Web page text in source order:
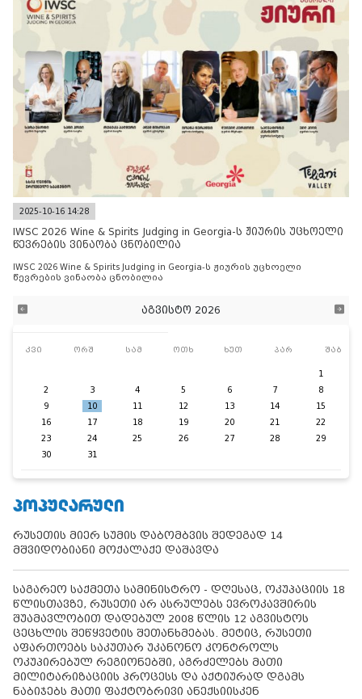
2025-10-16 14:28
IWSC 2026 Wine & Spirits Judging in Georgia-ს ჟიურის უცხოელი
წევრების ვინაობა ცნობილია
IWSC 2026 Wine & Spirits Judging in Georgia-ს ჟიურის უცხოელი
წევრების ვინაობა ცნობილია
აგვისტო 2026
კვი ორშ სამ ოთხ ხუთ პარ შაბ
1
2
3 4 5 6 7
8
9
10 11 12 13 14
15
16
17 18 19 20 21
22
23
24 25 26 27 28
29
30
31
ᲞᲝᲞᲣᲚᲐᲠᲣᲚᲘ
რუსეთის მიერ სუმის დაბომბვის შედეგად 14
მშვიდობიანი მოქალაქე დაშავდა
საგარეო საქმეთა სამინისტრო - დღესაც, ოკუპაციის 18
წლისთავზე, რუსეთი არ ასრულებს ევროკავშირის
შუამავლობით დადებულ 2008 წლის 12 აგვისტოს
ცეცხლის შეწყვეტის შეთანხმებას. მეტიც, რუსეთი
აფართოებს საკუთარ უკანონო კონტროლს
ოკუპირებულ რეგიონებში, აგრძელებს მათი
მილიტარიზაციის პროცესს და აქტიურად დგამს
ნაბიჯებს მათი ფაქტობრივი ანექსიისკენ